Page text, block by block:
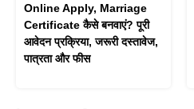
Online Apply, Marriage
Certificate कैसे बनवाएं? पूरी
आवेदन प्रक्रिया, जरूरी दस्तावेज,
पात्रता और फीस